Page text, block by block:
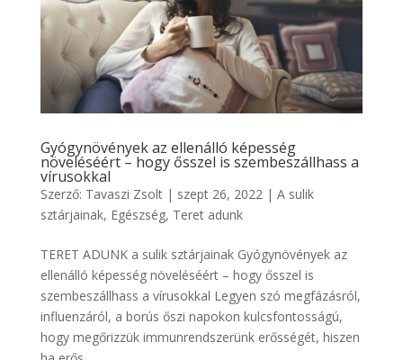
Gyógynövények az ellenálló képesség
növeléséért – hogy ősszel is szembeszállhass a
vírusokkal
Szerző: Tavaszi Zsolt| szept 26, 2022| A sulik
sztárjainak, Egészség, Teret adunk
TERET ADUNK a sulik sztárjainak Gyógynövények az
ellenálló képesség növeléséért – hogy ősszel is
szembeszállhass a vírusokkal Legyen szó megfázásról,
influenzáról, a borús őszi napokon kulcsfontosságú,
hogy megőrizzük immunrendszerünk erősségét, hiszen